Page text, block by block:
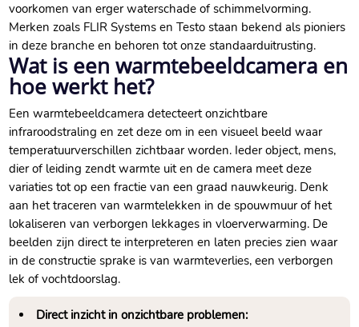
voorkomen van erger waterschade of schimmelvorming.​
Merken zoals FLIR Systems en Testo staan bekend als pioniers
in deze branche en behoren tot onze standaarduitrusting.​
Wat is een warmtebeeldcamera en
hoe werkt het?
Een warmtebeeldcamera detecteert onzichtbare
infraroodstraling en zet deze om in een visueel beeld waar
temperatuurverschillen zichtbaar worden.​ Ieder object, mens,
dier of leiding zendt warmte uit en de camera meet deze
variaties tot op een fractie van een graad nauwkeurig.​ Denk
aan het traceren van warmtelekken in de spouwmuur of het
lokaliseren van verborgen lekkages in vloerverwarming.​ De
beelden zijn direct te interpreteren en laten precies zien waar
in de constructie sprake is van warmteverlies, een verborgen
lek of vochtdoorslag.​
Direct inzicht in onzichtbare problemen: